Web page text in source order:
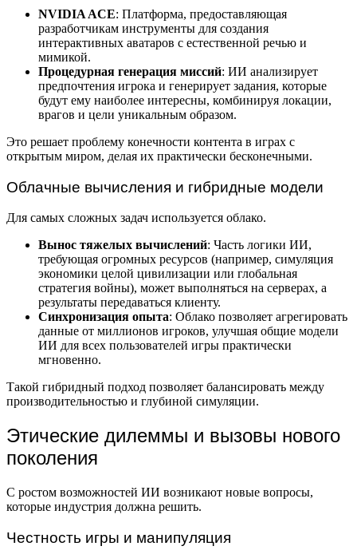
NVIDIA ACE: Платформа, предоставляющая
разработчикам инструменты для создания
интерактивных аватаров с естественной речью и
мимикой.
Процедурная генерация миссий: ИИ анализирует
предпочтения игрока и генерирует задания, которые
будут ему наиболее интересны, комбинируя локации,
врагов и цели уникальным образом.
Это решает проблему конечности контента в играх с
открытым миром, делая их практически бесконечными.
Облачные вычисления и гибридные модели
Для самых сложных задач используется облако.
Вынос тяжелых вычислений: Часть логики ИИ,
требующая огромных ресурсов (например, симуляция
экономики целой цивилизации или глобальная
стратегия войны), может выполняться на серверах, а
результаты передаваться клиенту.
Синхронизация опыта: Облако позволяет агрегировать
данные от миллионов игроков, улучшая общие модели
ИИ для всех пользователей игры практически
мгновенно.
Такой гибридный подход позволяет балансировать между
производительностью и глубиной симуляции.
Этические дилеммы и вызовы нового
поколения
С ростом возможностей ИИ возникают новые вопросы,
которые индустрия должна решить.
Честность игры и манипуляция